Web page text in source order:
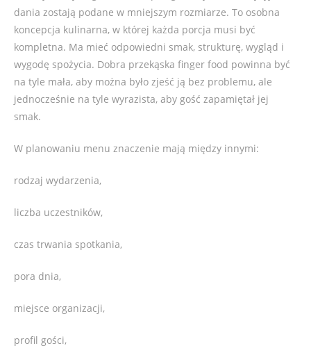
dania zostają podane w mniejszym rozmiarze. To osobna
koncepcja kulinarna, w której każda porcja musi być
kompletna. Ma mieć odpowiedni smak, strukturę, wygląd i
wygodę spożycia. Dobra przekąska finger food powinna być
na tyle mała, aby można było zjeść ją bez problemu, ale
jednocześnie na tyle wyrazista, aby gość zapamiętał jej
smak.
W planowaniu menu znaczenie mają między innymi:
rodzaj wydarzenia,
liczba uczestników,
czas trwania spotkania,
pora dnia,
miejsce organizacji,
profil gości,